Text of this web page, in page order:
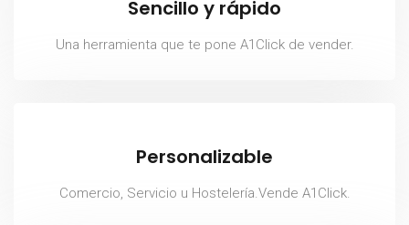
Sencillo y rápido
Una herramienta que te pone A1Click de vender.
Personalizable
Comercio, Servicio u Hostelería.Vende A1Click.